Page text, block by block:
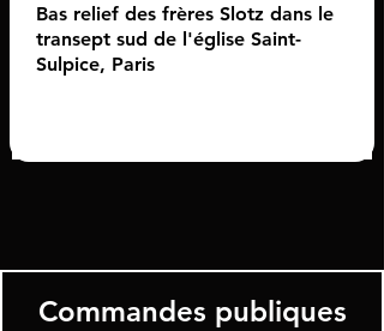
Bas relief des frères Slotz dans le
transept sud de l'église Saint-
Sulpice, Paris
Commandes publiques